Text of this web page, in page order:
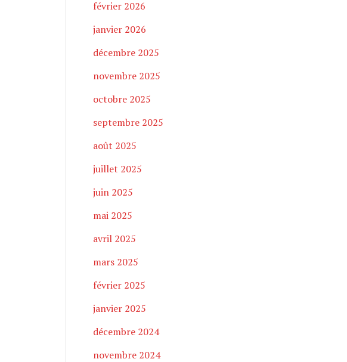
février 2026
janvier 2026
décembre 2025
novembre 2025
octobre 2025
septembre 2025
août 2025
juillet 2025
juin 2025
mai 2025
avril 2025
mars 2025
février 2025
janvier 2025
décembre 2024
novembre 2024